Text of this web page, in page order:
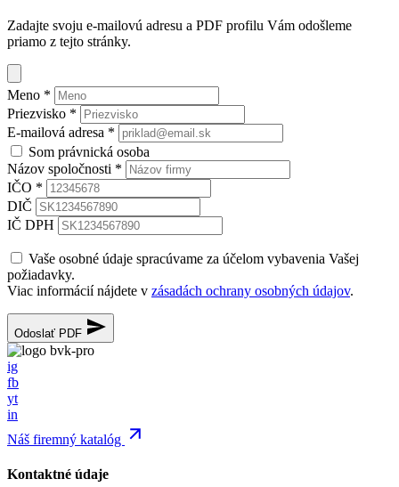
Zadajte svoju e-mailovú adresu a PDF profilu Vám odošleme
priamo z tejto stránky.
Meno *
Priezvisko *
E-mailová adresa *
Som právnická osoba
Názov spoločnosti *
IČO *
DIČ
IČ DPH
Vaše osobné údaje spracúvame za účelom vybavenia Vašej
požiadavky.
Viac informácií nájdete v zásadách ochrany osobných údajov.
Odoslať PDF
ig
fb
yt
in
Náš firemný katalóg
Kontaktné údaje